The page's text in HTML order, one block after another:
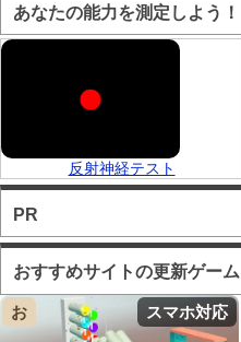
あなたの能力を測定しよう！
反射神経テスト
PR
おすすめサイトの更新ゲーム
お スマホ対応